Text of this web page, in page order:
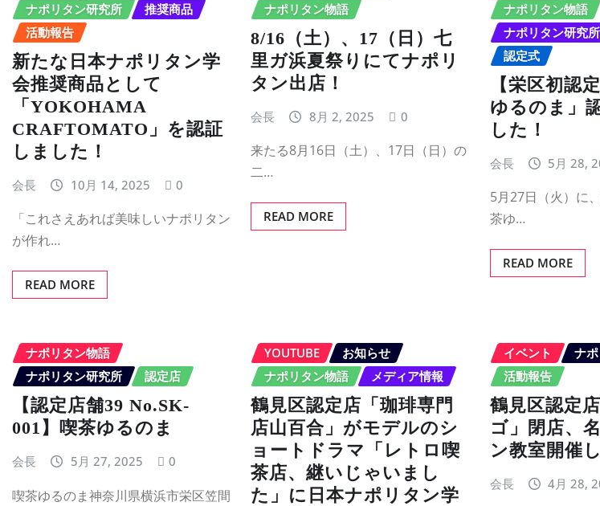
ナポリタン研究所
推奨商品
活動報告
新たな日本ナポリタン学
会推奨商品として
「YOKOHAMA
CRAFTOMATO」を認証
しました！
会長 10月 14, 2025 0
「これさえあれば美味しいナポリタン
が作れ…
READ MORE
ナポリタン物語
8/16（土）、17（日）七
里ガ浜夏祭りにてナポリ
タン出店！
会長 8月 2, 2025 0
来たる8月16日（土）、17日（日）の
二…
READ MORE
ナポリタン物語
ナポリタン研究所
認定式
【栄区初認
ゆるのま」
した！
会長 5月 28,
5月27日（火）に
茶ゆ…
READ MORE
ナポリタン物語
ナポリタン研究所
認定店
【認定店舗39 No.SK-
001】喫茶ゆるのま
会長 5月 27, 2025 0
喫茶ゆるのま神奈川県横浜市栄区笠間
YOUTUBE
お知らせ
ナポリタン物語
メディア情報
鶴見区認定店「珈琲専門
店山百合」がモデルのシ
ョートドラマ「レトロ喫
茶店、継いじゃいまし
た」に日本ナポリタン学
イベント
ナ
活動報告
鶴見区認定
ゴ」閉店、
ン教室開催
会長 4月 28,